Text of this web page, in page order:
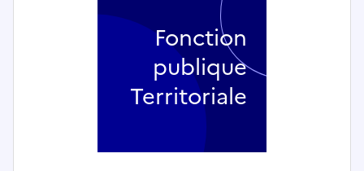
Fonction
publique
Territoriale